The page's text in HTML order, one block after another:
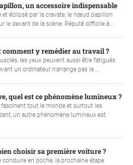
un accessoire indispensable
et éclipsé par la cravate, le nœud papillon
le devant de la scène. Réputé difficile à...
comment y remédier au travail ?
les yeux peuvent aussi être fatigués.
un ordinateur n'arrange pas la ...
quel est ce phénomène lumineux ?
fascinent tout le monde et surtout les
un autre phénomène lumineux est
choisir sa première voiture ?
conduire en poche, la prochaine étape